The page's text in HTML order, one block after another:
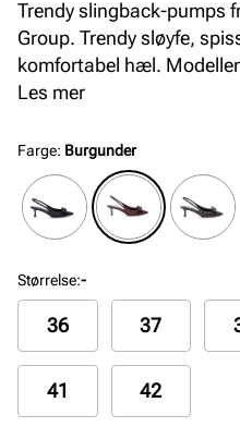
Trendy slingback-pumps
Group. Trendy sløyfe,
komfortabel hæl.
innersåle med gele for økt
Les mer
Farge: Burgunder
Størrelse:-
36 37
41 42